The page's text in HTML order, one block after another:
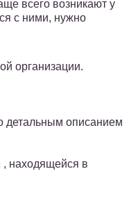
всего возникают у
с ними, нужно
организации.
детальным описанием
, находящейся в